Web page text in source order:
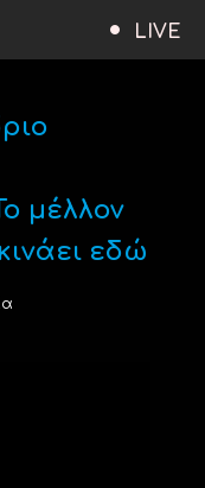
LIVE
μέλλον
εδώ